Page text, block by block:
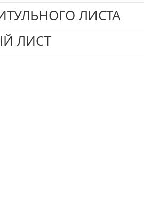
ЛИСТА
ЛИСТ